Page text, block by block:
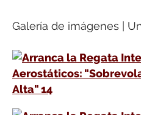
Galería de imágenes |